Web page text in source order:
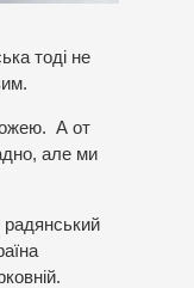
тоді не
А от
але ми
радянський